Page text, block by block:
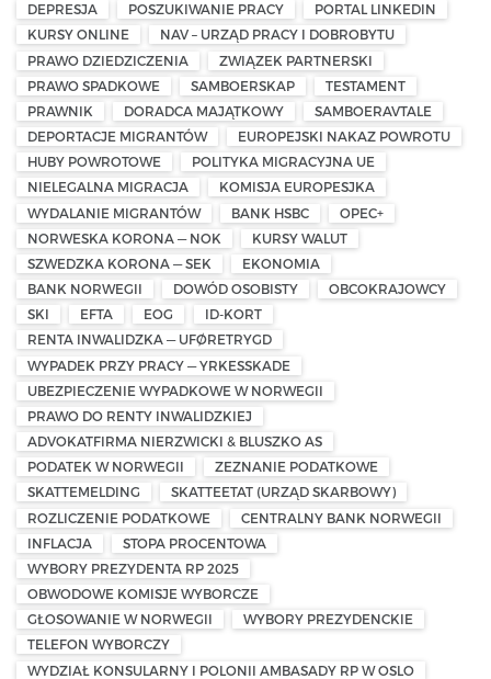
DEPRESJA
POSZUKIWANIE PRACY
PORTAL LINKEDIN
KURSY ONLINE
NAV – URZĄD PRACY I DOBROBYTU
PRAWO DZIEDZICZENIA
ZWIĄZEK PARTNERSKI
PRAWO SPADKOWE
SAMBOERSKAP
TESTAMENT
PRAWNIK
DORADCA MAJĄTKOWY
SAMBOERAVTALE
DEPORTACJE MIGRANTÓW
EUROPEJSKI NAKAZ POWROTU
HUBY POWROTOWE
POLITYKA MIGRACYJNA UE
NIELEGALNA MIGRACJA
KOMISJA EUROPESJKA
WYDALANIE MIGRANTÓW
BANK HSBC
OPEC+
NORWESKA KORONA — NOK
KURSY WALUT
SZWEDZKA KORONA — SEK
EKONOMIA
BANK NORWEGII
DOWÓD OSOBISTY
OBCOKRAJOWCY
SKI
EFTA EOG
ID-KORT
RENTA INWALIDZKA — UFØRETRYGD
WYPADEK PRZY PRACY — YRKESSKADE
UBEZPIECZENIE WYPADKOWE W NORWEGII
PRAWO DO RENTY INWALIDZKIEJ
ADVOKATFIRMA NIERZWICKI & BLUSZKO AS
PODATEK W NORWEGII
ZEZNANIE PODATKOWE
SKATTEMELDING
SKATTEETAT (URZĄD SKARBOWY)
ROZLICZENIE PODATKOWE
CENTRALNY BANK NORWEGII
INFLACJA
STOPA PROCENTOWA
WYBORY PREZYDENTA RP 2025
OBWODOWE KOMISJE WYBORCZE
GŁOSOWANIE W NORWEGII
WYBORY PREZYDENCKIE
TELEFON WYBORCZY
WYDZIAŁ KONSULARNY I POLONII AMBASADY RP W OSLO